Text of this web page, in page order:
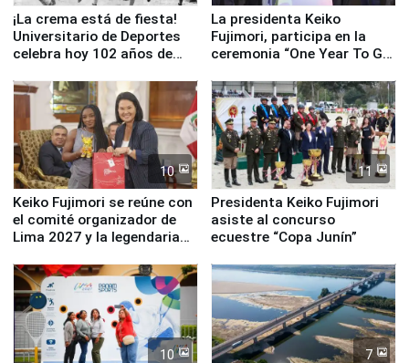
¡La crema está de fiesta!
Universitario de Deportes
celebra hoy 102 años de
La presidenta Keiko
Fujimori, participa en la
ceremonia “One Year To Go
10
Keiko Fujimori se reúne con
el comité organizador de
Lima 2027 y la legendaria
11
Presidenta Keiko Fujimori
asiste al concurso
ecuestre “Copa Junín”
10 7